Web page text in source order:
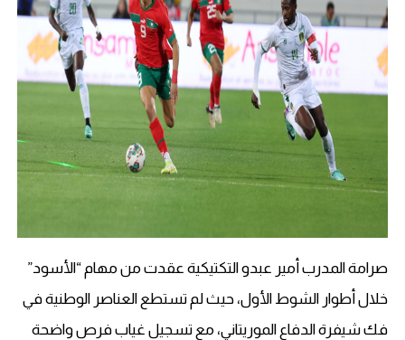
صرامة المدرب أمير عبدو التكتيكية عقدت من مهام “الأسود”
خلال أطوار الشوط الأول، حيث لم تستطع العناصر الوطنية في
فك شيفرة الدفاع الموريتاني، مع تسجيل غياب فرص واضحة